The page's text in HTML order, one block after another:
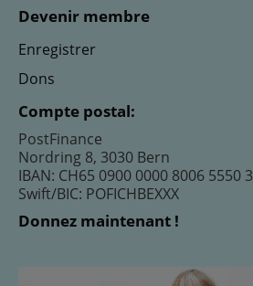
Devenir membre
Enregistrer
Dons
Compte postal:
PostFinance
Nordring 8, 3030 Bern
IBAN: CH65 0900 0000 8006 5550 3
Swift/BIC: POFICHBEXXX
Donnez maintenant !